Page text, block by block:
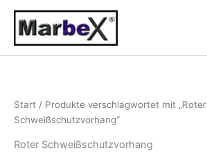
Zum
Inhalt
springen
Start / Produkte verschlagwortet mit „Roter
Schweißschutzvorhang“
Roter Schweißschutzvorhang